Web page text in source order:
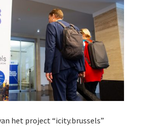
het project “icity.brussels”